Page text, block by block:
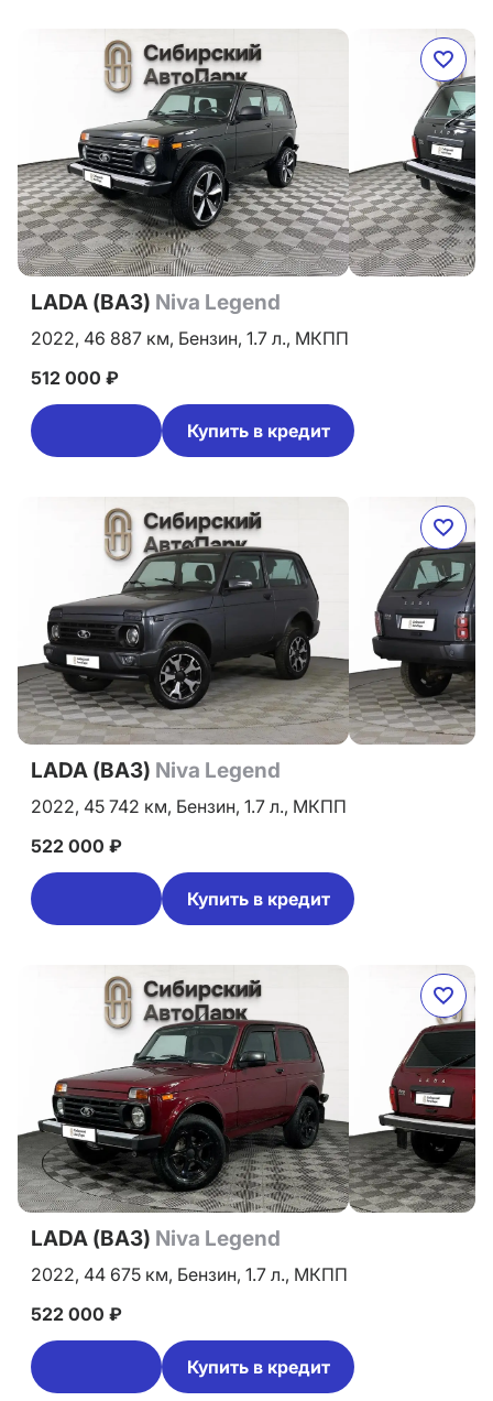
LADA (ВАЗ) Niva Legend
2022, 46 887 км, Бензин, 1.7 л., МКПП
512 000 ₽
Купить в кредит
LADA (ВАЗ) Niva Legend
2022, 45 742 км, Бензин, 1.7 л., МКПП
522 000 ₽
Купить в кредит
LADA (ВАЗ) Niva Legend
2022, 44 675 км, Бензин, 1.7 л., МКПП
522 000 ₽
Купить в кредит